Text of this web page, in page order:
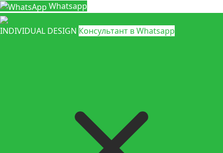
Whatsapp
INDIVIDUAL DESIGN Консультант в Whatsapp